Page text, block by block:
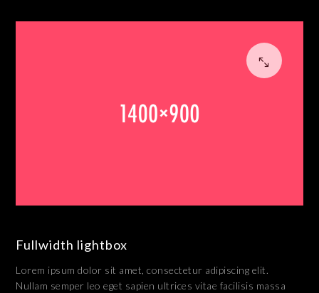
Fullwidth lightbox
Lorem ipsum dolor sit amet, consectetur adipiscing elit.
Nullam semper leo eget sapien ultrices vitae facilisis massa